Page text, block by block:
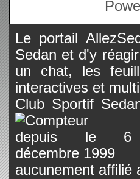
Le portail
Sedan et d'y
un chat, les
interactives et
Club Sportif
aucunement affilié